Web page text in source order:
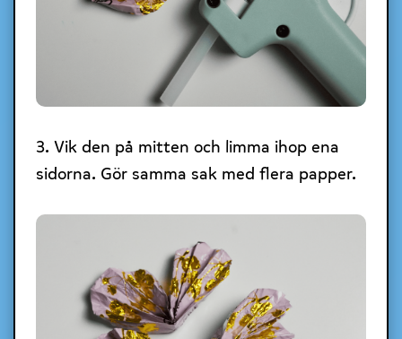
3. Vik den på mitten och limma ihop ena
sidorna. Gör samma sak med flera papper.